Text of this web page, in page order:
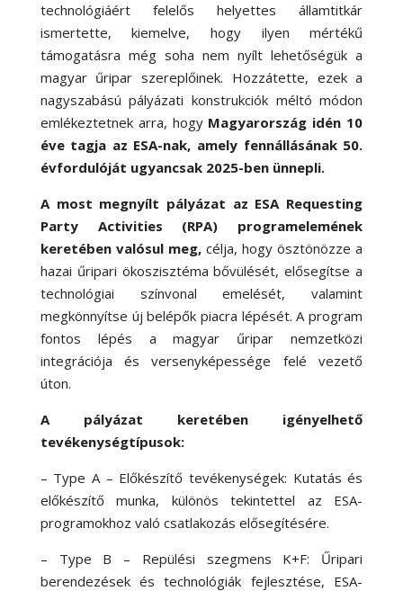
technológiáért felelős helyettes államtitkár
ismertette, kiemelve, hogy ilyen mértékű
támogatásra még soha nem nyílt lehetőségük a
magyar űripar szereplőinek. Hozzátette, ezek a
nagyszabású pályázati konstrukciók méltó módon
emlékeztetnek arra, hogy Magyarország idén 10
éve tagja az ESA-nak, amely fennállásának 50.
évfordulóját ugyancsak 2025-ben ünnepli.
A most megnyílt pályázat az ESA Requesting
Party Activities (RPA) programelemének
keretében valósul meg, célja, hogy ösztönözze a
hazai űripari ökoszisztéma bővülését, elősegítse a
technológiai színvonal emelését, valamint
megkönnyítse új belépők piacra lépését. A program
fontos lépés a magyar űripar nemzetközi
integrációja és versenyképessége felé vezető
úton.
A pályázat keretében igényelhető
tevékenységtípusok:
– Type A – Előkészítő tevékenységek: Kutatás és
előkészítő munka, különös tekintettel az ESA-
programokhoz való csatlakozás elősegítésére.
– Type B – Repülési szegmens K+F: Űripari
berendezések és technológiák fejlesztése, ESA-